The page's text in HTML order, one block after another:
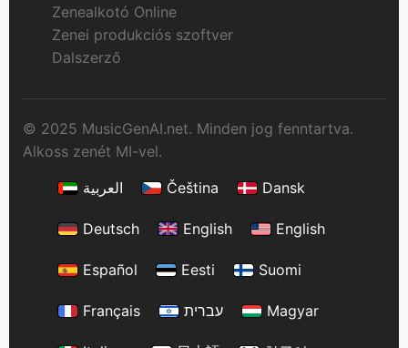
Zenealkotó Online
Zenei produkciós szoftver
Dalszerző
© 2025 MusicGenAI.net. Minden jog fenntartva.
Alkoss zenét MI-vel.
العربية
Čeština Dansk
Deutsch English English
Español Eesti Suomi
Français עברית Magyar